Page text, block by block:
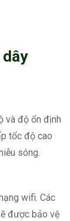
và độ ổn định
tốc độ cao
sóng.
wifi. Các
được bảo vệ